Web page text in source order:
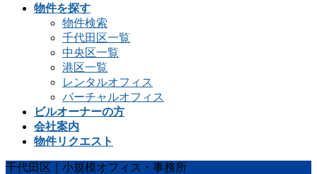
物件を探す
物件検索
千代田区一覧
中央区一覧
港区一覧
レンタルオフィス
バーチャルオフィス
ビルオーナーの方
会社案内
物件リクエスト
千代田区｜小規模オフィス・事務所